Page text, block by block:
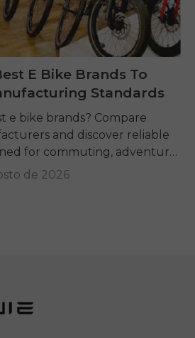
E Bike Brands To
Standards
e bike brands? Compare
and discover reliable
for commuting, adventure,
de 2026